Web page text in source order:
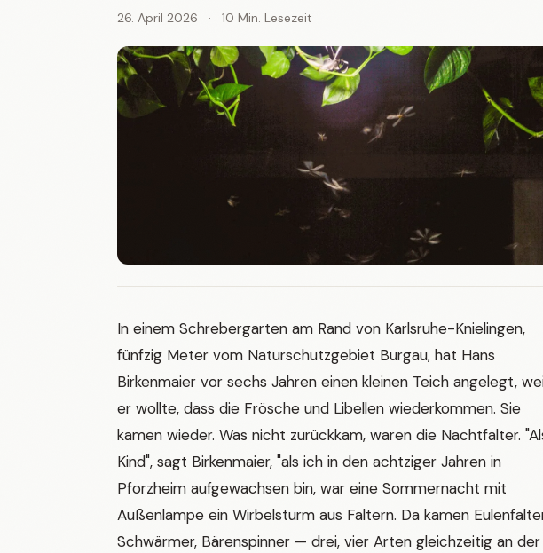
26. April 2026 · 10 Min. Lesezeit
In einem Schrebergarten am Rand von Karlsruhe-Knielingen,
fünfzig Meter vom Naturschutzgebiet Burgau, hat Hans
Birkenmaier vor sechs Jahren einen kleinen Teich angelegt,
er wollte, dass die Frösche und Libellen wiederkommen. Sie
kamen wieder. Was nicht zurückkam, waren die Nachtfalter.
Kind", sagt Birkenmaier, "als ich in den achtziger Jahren in
Pforzheim aufgewachsen bin, war eine Sommernacht mit
Außenlampe ein Wirbelsturm aus Faltern. Da kamen
Schwärmer, Bärenspinner — drei, vier Arten gleichzeitig an der